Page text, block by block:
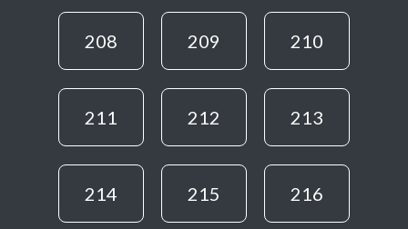
208 209 210
211 212 213
214 215 216